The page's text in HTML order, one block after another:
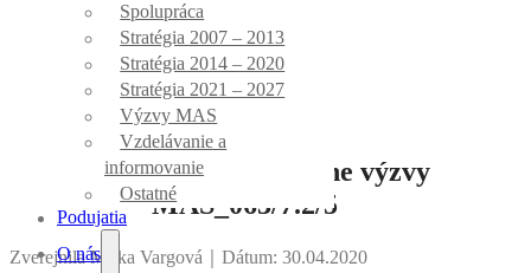
Spolupráca
Stratégia 2007 – 2013
Stratégia 2014 – 2020
Stratégia 2021 – 2027
Výzvy MAS
Vzdelávanie a
informovanie
Ostatné
Podujatia
O nás
Úvod Výzvy MAS
Oznámenie č. 3 o zmene výzvy
MAS_063/7.2/5
Zverejnila Mirka Vargová Dátum: 30.04.2020